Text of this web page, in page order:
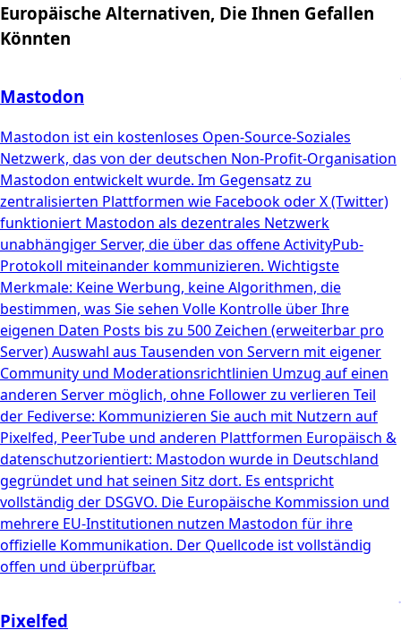
Europäische Alternativen, Die Ihnen Gefallen
Könnten
Mastodon
Mastodon ist ein kostenloses Open-Source-Soziales
Netzwerk, das von der deutschen Non-Profit-Organisation
Mastodon entwickelt wurde. Im Gegensatz zu
zentralisierten Plattformen wie Facebook oder X (Twitter)
funktioniert Mastodon als dezentrales Netzwerk
unabhängiger Server, die über das offene ActivityPub-
Protokoll miteinander kommunizieren. Wichtigste
Merkmale: Keine Werbung, keine Algorithmen, die
bestimmen, was Sie sehen Volle Kontrolle über Ihre
eigenen Daten Posts bis zu 500 Zeichen (erweiterbar pro
Server) Auswahl aus Tausenden von Servern mit eigener
Community und Moderationsrichtlinien Umzug auf einen
anderen Server möglich, ohne Follower zu verlieren Teil
der Fediverse: Kommunizieren Sie auch mit Nutzern auf
Pixelfed, PeerTube und anderen Plattformen Europäisch &
datenschutzorientiert: Mastodon wurde in Deutschland
gegründet und hat seinen Sitz dort. Es entspricht
vollständig der DSGVO. Die Europäische Kommission und
mehrere EU-Institutionen nutzen Mastodon für ihre
offizielle Kommunikation. Der Quellcode ist vollständig
offen und überprüfbar.
Pixelfed